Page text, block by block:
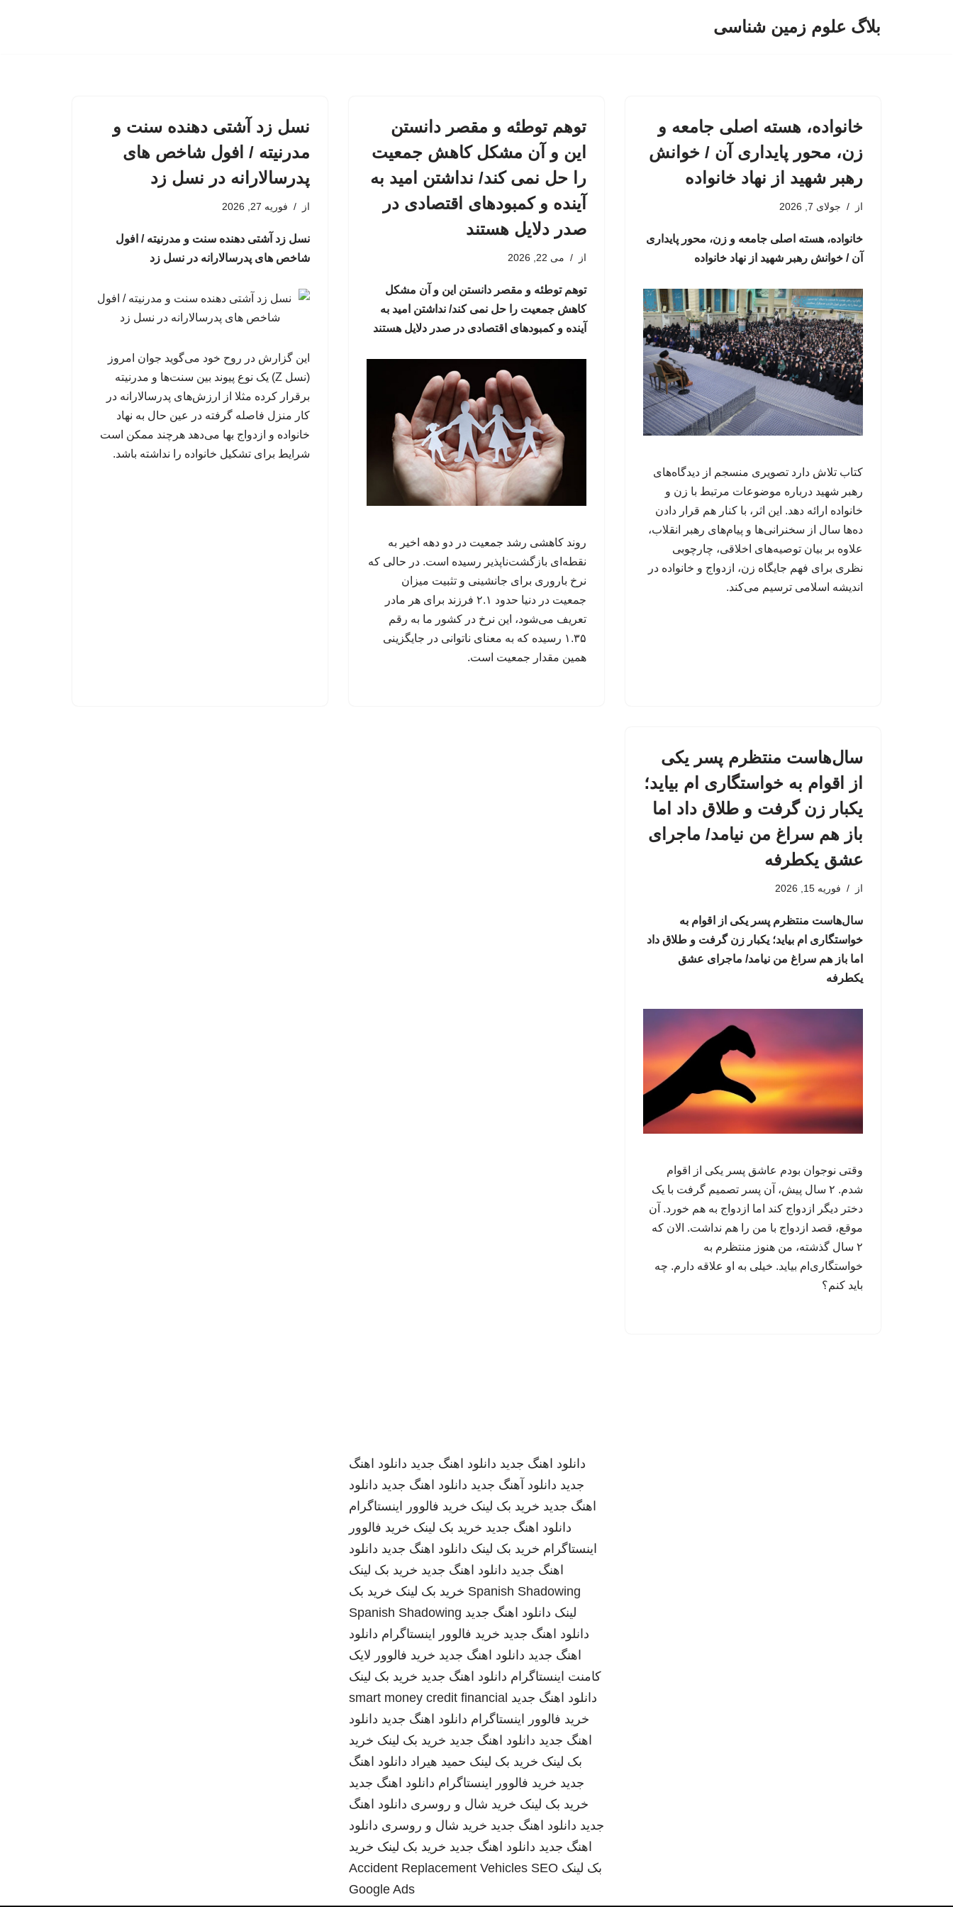
بلاگ علوم زمین شناسی
خانواده، هسته اصلی جامعه و
زن، محور پایداری آن / خوانش
رهبر شهید از نهاد خانواده
از جولای 7, 2026
خانواده، هسته اصلی جامعه و زن، محور پایداری
آن / خوانش رهبر شهید از نهاد خانواده
کتاب تلاش دارد تصویری منسجم از دیدگاه‌های
رهبر شهید درباره موضوعات مرتبط با زن و
خانواده ارائه دهد. این اثر، با کنار هم قرار دادن
ده‌ها سال از سخنرانی‌ها و پیام‌های رهبر انقلاب،
علاوه بر بیان توصیه‌های اخلاقی، چارچوبی
نظری برای فهم جایگاه زن، ازدواج و خانواده در
اندیشه اسلامی ترسیم می‌کند.
توهم توطئه و مقصر دانستن
این و آن مشکل کاهش جمعیت
را حل نمی کند/ نداشتن امید به
آینده و کمبودهای اقتصادی در
صدر دلایل هستند
از می 22, 2026
توهم توطئه و مقصر دانستن این و آن مشکل
کاهش جمعیت را حل نمی کند/ نداشتن امید به
آینده و کمبودهای اقتصادی در صدر دلایل هستند
روند کاهشی رشد جمعیت در دو دهه اخیر به
نقطه‌ای بازگشت‌ناپذیر رسیده است. در حالی که
نرخ باروری برای جانشینی و تثبیت میزان
جمعیت در دنیا حدود ۲.۱ فرزند برای هر مادر
تعریف می‌شود، این نرخ در کشور ما به رقم
۱.۳۵ رسیده که به معنای ناتوانی در جایگزینی
همین مقدار جمعیت است.
نسل زد آشتی دهنده سنت و
مدرنیته / افول شاخص های
پدرسالارانه در نسل زد
از فوریه 27, 2026
نسل زد آشتی دهنده سنت و مدرنیته / افول
شاخص های پدرسالارانه در نسل زد
این گزارش در روح خود می‌گوید جوان امروز
(نسل Z) یک نوع پیوند بین سنت‌ها و مدرنیته
برقرار کرده مثلا از ارزش‌های پدرسالارانه در
کار منزل فاصله گرفته در عین حال به نهاد
خانواده و ازدواج بها می‌دهد هرچند ممکن است
شرایط برای تشکیل خانواده را نداشته باشد.
سال‌هاست منتظرم پسر یکی
از اقوام به خواستگاری ام بیاید؛
یکبار زن گرفت و طلاق داد اما
باز هم سراغ من نیامد/ ماجرای
عشق یکطرفه
از فوریه 15, 2026
سال‌هاست منتظرم پسر یکی از اقوام به
خواستگاری ام بیاید؛ یکبار زن گرفت و طلاق داد
اما باز هم سراغ من نیامد/ ماجرای عشق
یکطرفه
وقتی نوجوان بودم عاشق پسر یکی از اقوام‌
شدم. ۲ سال پیش، آن پسر تصمیم گرفت با یک
دختر دیگر ازدواج کند اما ازدواج به هم خورد. آن
موقع، قصد ازدواج با من را هم نداشت. الان که
۲ سال گذشته، من هنوز منتظرم به
خواستگاری‌ام بیاید. خیلی به او علاقه دارم. چه
باید کنم؟
دانلود اهنگ جدید دانلود اهنگ جدید دانلود اهنگ
جدید دانلود آهنگ جدید دانلود اهنگ جدید دانلود
اهنگ جدید خرید بک لینک خرید فالوور اینستاگرام
دانلود اهنگ جدید خرید بک لینک خرید فالوور
اینستاگرام خرید بک لینک دانلود اهنگ جدید دانلود
اهنگ جدید دانلود اهنگ جدید خرید بک لینک
Spanish Shadowing خرید بک لینک خرید بک
لینک دانلود اهنگ جدید Spanish Shadowing
دانلود اهنگ جدید خرید فالوور اینستاگرام دانلود
اهنگ جدید دانلود اهنگ جدید خرید فالوور لایک
کامنت اینستاگرام دانلود اهنگ جدید خرید بک لینک
دانلود اهنگ جدید smart money credit financial
خرید فالوور اینستاگرام دانلود اهنگ جدید دانلود
اهنگ جدید دانلود اهنگ جدید خرید بک لینک خرید
بک لینک خرید بک لینک حمید هیراد دانلود اهنگ
جدید خرید فالوور اینستاگرام دانلود اهنگ جدید
خرید بک لینک خرید شال و روسری دانلود اهنگ
جدید دانلود اهنگ جدید خرید شال و روسری دانلود
اهنگ جدید دانلود اهنگ جدید خرید بک لینک خرید
بک لینک
Accident Replacement Vehicles SEO
Google Ads